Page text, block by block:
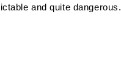
and quite dangerous.